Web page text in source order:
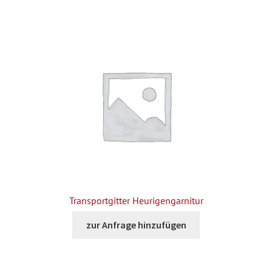
Transportgitter Heurigengarnitur
zur Anfrage hinzufügen